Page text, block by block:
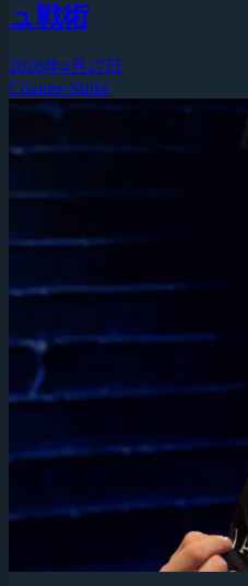
ュ戦術
2026年4月27日
Counter-Strike